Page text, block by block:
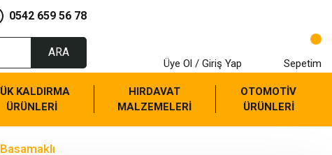
0542 659 56 78
ARA
Üye Ol / Giriş Yap Sepetim
KALDIRMA
ÜRÜNLERİ
HIRDAVAT
MALZEMELERİ
OTOMOTİV
ÜRÜNLERİ